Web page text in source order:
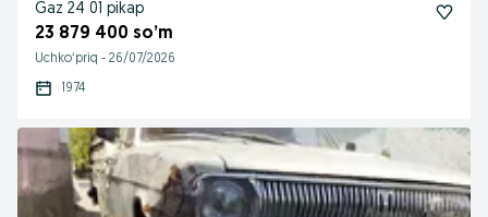
Gaz 24 01 pikap
23 879 400 so’m
Uchkoʻpriq - 26/07/2026
1974